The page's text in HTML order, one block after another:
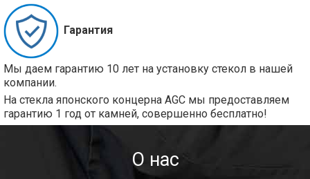
Гарантия
Мы даем гарантию 10 лет на установку стекол в нашей
компании.
На стекла японского концерна AGC мы предоставляем
гарантию 1 год от камней, совершенно бесплатно!
О нас